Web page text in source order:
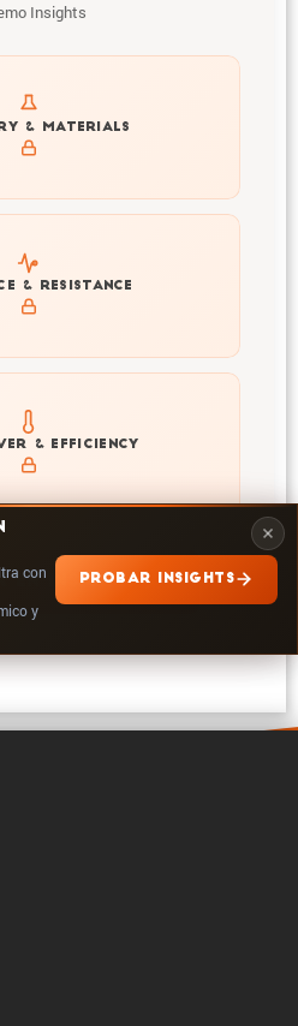
con
y
PROBAR INSIGHTS
Insights
& MATERIALS
for the Qilin Xiaomi SU7
Ultra
& RESISTANCE
and DCIR (SOC, T) of Qilin
SU7 Ultra
& EFFICIENCY
and cell efficiency at different
of Qilin Xiaomi SU7 Ultra
EN INSIGHTS